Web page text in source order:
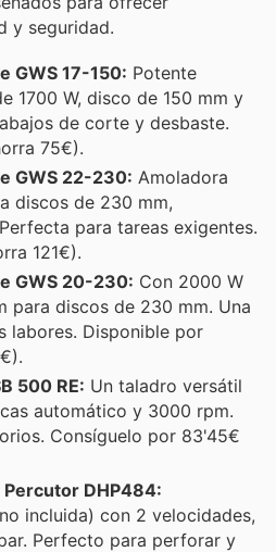
y seguridad.
GWS 17-150: Potente
1700 W, disco de 150 mm y
de corte y desbaste.
75€).
GWS 22-230: Amoladora
discos de 230 mm,
para tareas exigentes.
121€).
GWS 20-230: Con 2000 W
para discos de 230 mm. Una
labores. Disponible por
500 RE: Un taladro versátil
automático y 3000 rpm.
Consíguelo por 83'45€
DHP484:
incluida) con 2 velocidades,
Perfecto para perforar y